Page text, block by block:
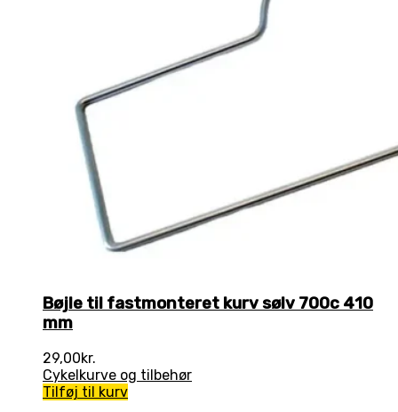
Bøjle til fastmonteret kurv sølv 700c 410
mm
29,00kr.
Cykelkurve og tilbehør
Tilføj til kurv